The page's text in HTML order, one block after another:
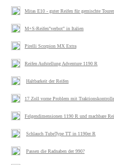
Mitas E10 - guter Reifen für gemischte
M+S-Reifen"verbot" in Italien
Pirelli Scorpion MX Extra
Reifen Aufstellung Adventure 1190 R
Haltbarkeit der Reifen
17 Zoll vorne Problem mit
Felgendimensionen 1190 R und machbare
Schlauch TubeType TT in 1190er R
Passen die Radnaben der 990?